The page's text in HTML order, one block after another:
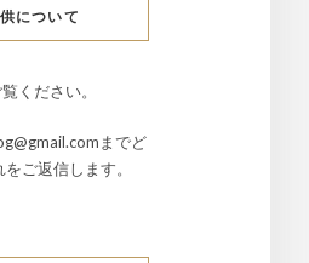
について
ください。
までど
ご返信します。